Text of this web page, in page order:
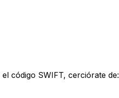
código SWIFT, cerciórate de: